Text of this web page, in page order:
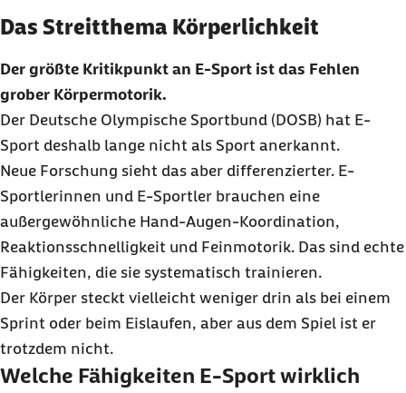
Das Streitthema Körperlichkeit
Der größte Kritikpunkt an E-Sport ist das Fehlen
grober Körpermotorik.
Der Deutsche Olympische Sportbund (DOSB) hat E-
Sport deshalb lange nicht als Sport anerkannt.
Neue Forschung sieht das aber differenzierter. E-
Sportlerinnen und E-Sportler brauchen eine
außergewöhnliche Hand-Augen-Koordination,
Reaktionsschnelligkeit und Feinmotorik. Das sind echte
Fähigkeiten, die sie systematisch trainieren.
Der Körper steckt vielleicht weniger drin als bei einem
Sprint oder beim Eislaufen, aber aus dem Spiel ist er
trotzdem nicht.
Welche Fähigkeiten E-Sport wirklich